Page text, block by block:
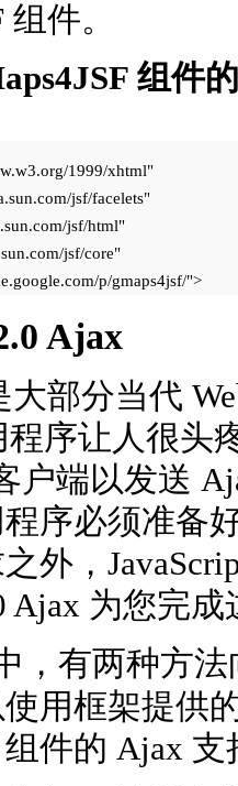
件。
组件
1999/xhtml"
jsf/facelets"
jsf/html"
jsf/core"
p/gmaps4jsf/">
Ajax
部分当代
程序让人很头
户端以发送
序必须准备
外，
Ajax 为您完
，有两种方
用框架提供
组件的 Ajax 支